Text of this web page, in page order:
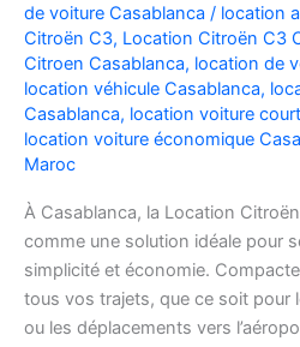
de voiture Casablanca / location
Citroën C3, Location Citroën C3
Citroen Casablanca, location de
location véhicule Casablanca,
Casablanca, location voiture
location voiture économique
Maroc
À Casablanca, la Location
comme une solution idéale pour
simplicité et économie.
tous vos trajets, que ce soit pour
ou les déplacements vers